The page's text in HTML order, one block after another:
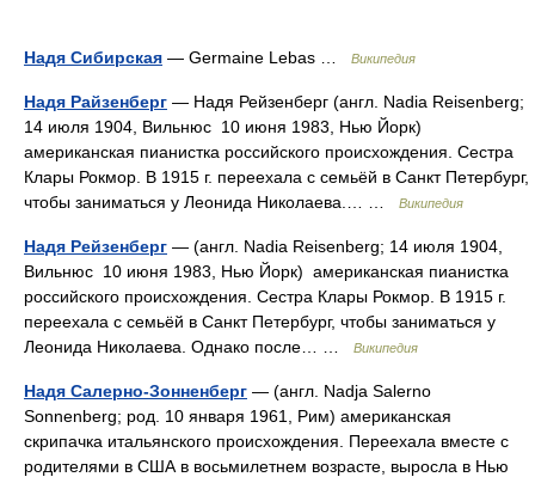
Надя Сибирская — Germaine Lebas … Википедия
Надя Райзенберг — Надя Рейзенберг (англ. Nadia Reisenberg;
14 июля 1904, Вильнюс 10 июня 1983, Нью Йорк)
американская пианистка российского происхождения. Сестра
Клары Рокмор. В 1915 г. переехала с семьёй в Санкт Петербург,
чтобы заниматься у Леонида Николаева.… …
Википедия
Надя Рейзенберг — (англ. Nadia Reisenberg; 14 июля 1904,
Вильнюс 10 июня 1983, Нью Йорк) американская пианистка
российского происхождения. Сестра Клары Рокмор. В 1915 г.
переехала с семьёй в Санкт Петербург, чтобы заниматься у
Леонида Николаева. Однако после… …
Википедия
Надя Салерно-Зонненберг — (англ. Nadja Salerno
Sonnenberg; род. 10 января 1961, Рим) американская
скрипачка итальянского происхождения. Переехала вместе с
родителями в США в восьмилетнем возрасте, выросла в Нью